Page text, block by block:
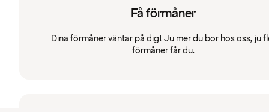
Få förmåner
Dina förmåner väntar på dig! Ju mer du bor hos oss, ju
förmåner får du.